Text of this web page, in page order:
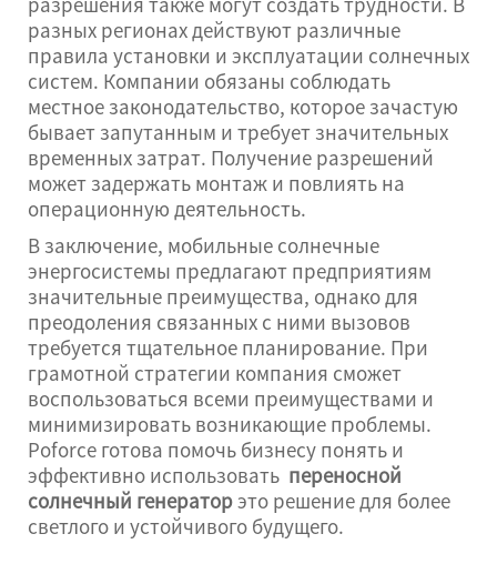
разных регионах действуют различные
правила установки и эксплуатации солнечных
систем. Компании обязаны соблюдать
местное законодательство, которое зачастую
бывает запутанным и требует значительных
временных затрат. Получение разрешений
может задержать монтаж и повлиять на
операционную деятельность.
В заключение, мобильные солнечные
энергосистемы предлагают предприятиям
значительные преимущества, однако для
преодоления связанных с ними вызовов
требуется тщательное планирование. При
грамотной стратегии компания сможет
воспользоваться всеми преимуществами и
минимизировать возникающие проблемы.
Poforce готова помочь бизнесу понять и
эффективно использовать переносной
солнечный генераторэто решение для более
светлого и устойчивого будущего.